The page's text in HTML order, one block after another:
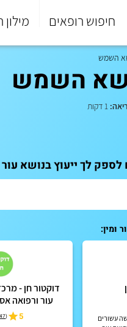
חיפוש רופאים מילון
סוף
התפריט
השמש
השמש
לספק לך ייעוץ בנושא
ומין:
עשורים
דוקטור חן -
עור ורפואה
5
(47 חוות דעת